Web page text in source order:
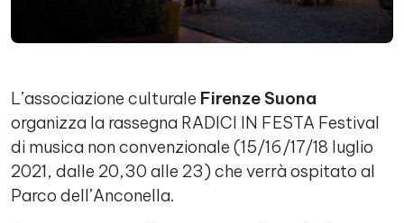
L’associazione culturale Firenze Suona
organizza la rassegna RADICI IN FESTA Festival
di musica non convenzionale (15/16/17/18 luglio
2021, dalle 20,30 alle 23) che verrà ospitato al
Parco dell’Anconella.